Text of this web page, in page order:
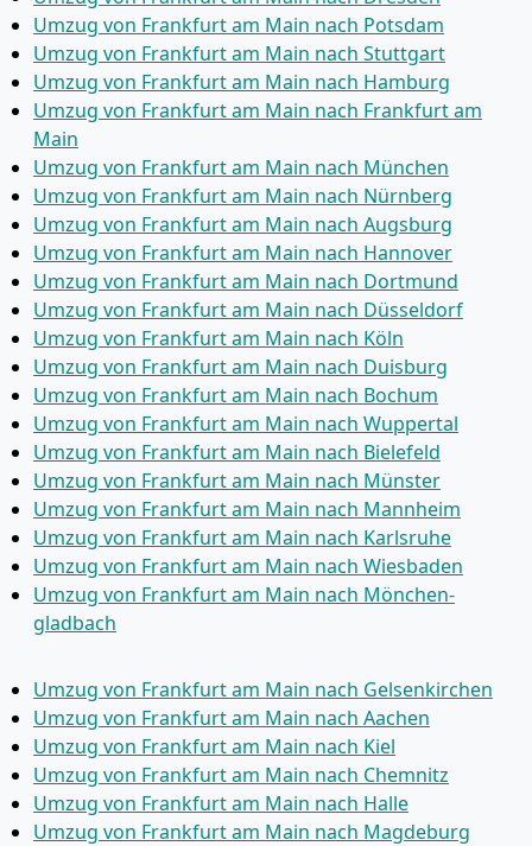
Umzug von Frankfurt am Main nach Potsdam
Umzug von Frankfurt am Main nach Stuttgart
Umzug von Frankfurt am Main nach Hamburg
Umzug von Frankfurt am Main nach Frankfurt am
Main
Umzug von Frankfurt am Main nach München
Umzug von Frankfurt am Main nach Nürnberg
Umzug von Frankfurt am Main nach Augsburg
Umzug von Frankfurt am Main nach Hannover
Umzug von Frankfurt am Main nach Dortmund
Umzug von Frankfurt am Main nach Düsseldorf
Umzug von Frankfurt am Main nach Köln
Umzug von Frankfurt am Main nach Duisburg
Umzug von Frankfurt am Main nach Bochum
Umzug von Frankfurt am Main nach Wuppertal
Umzug von Frankfurt am Main nach Bielefeld
Umzug von Frankfurt am Main nach Münster
Umzug von Frankfurt am Main nach Mannheim
Umzug von Frankfurt am Main nach Karlsruhe
Umzug von Frankfurt am Main nach Wiesbaden
Umzug von Frankfurt am Main nach Mönchen­
gladbach
Umzug von Frankfurt am Main nach Gelsenkirchen
Umzug von Frankfurt am Main nach Aachen
Umzug von Frankfurt am Main nach Kiel
Umzug von Frankfurt am Main nach Chemnitz
Umzug von Frankfurt am Main nach Halle
Umzug von Frankfurt am Main nach Magdeburg